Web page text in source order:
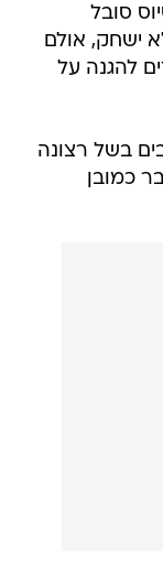
סובל
ישחק, אולם
להגנה על
בשל רצונה
כמובן